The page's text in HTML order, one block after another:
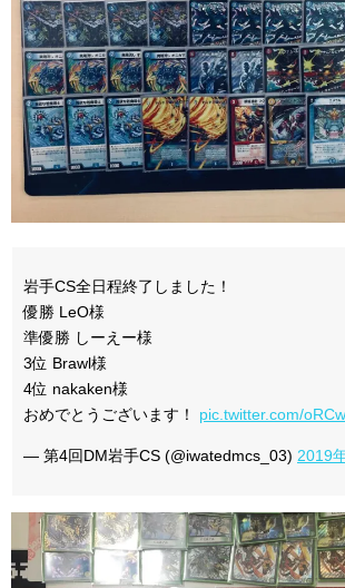
岩手CS全日程終了しました！
優勝 LeO様
準優勝 しーえー様
3位 Brawl様
4位 nakaken様
おめでとうございます！ pic.twitter.com/
— 第4回DM岩手CS (@iwatedmcs_03) 2019